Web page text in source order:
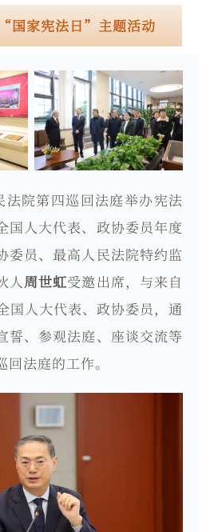
国家宪法日”主题活动
法院第四巡回法庭举办宪法
国人大代表、政协委员年度
委员、最高人民法院特约监
人 周世虹受邀出席，与来自
国人大代表、政协委员，通
誓、参观法庭、座谈交流等
法庭的工作。